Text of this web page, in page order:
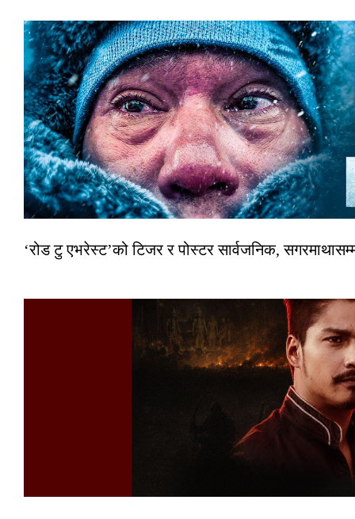
‘रोड टु एभरेस्ट’को टिजर र पोस्टर सार्वजनिक,